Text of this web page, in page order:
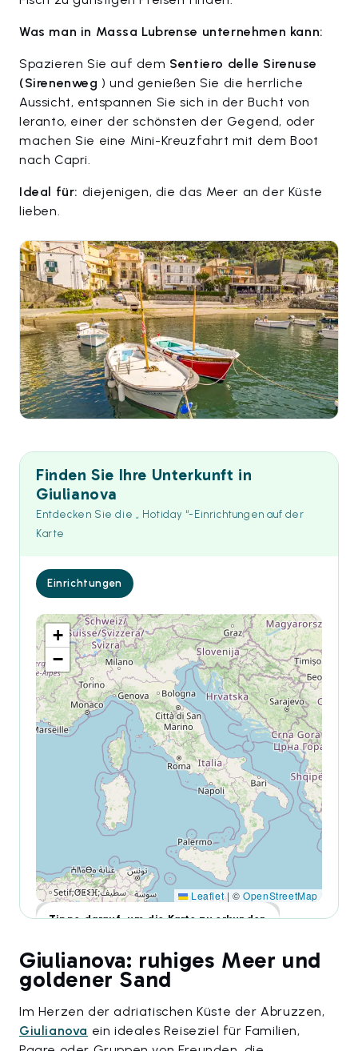
Was man in Massa Lubrense unternehmen kann:
Spazieren Sie auf dem Sentiero delle Sirenuse
(Sirenenweg ) und genießen Sie die herrliche
Aussicht, entspannen Sie sich in der Bucht von
Ieranto, einer der schönsten der Gegend, oder
machen Sie eine Mini-Kreuzfahrt mit dem Boot
nach Capri.
Ideal für: diejenigen, die das Meer an der Küste
lieben.
Finden Sie Ihre Unterkunft in
Giulianova
Entdecken Sie die „ Hotiday “-Einrichtungen auf der
Karte
Einrichtungen
+
−
Leaflet | ©OpenStreetMap
Tippe darauf, um die Karte zu erkunden
Giulianova: ruhiges Meer und
goldener Sand
Im Herzen der adriatischen Küste der Abruzzen,
Giulianova ein ideales Reiseziel für Familien,